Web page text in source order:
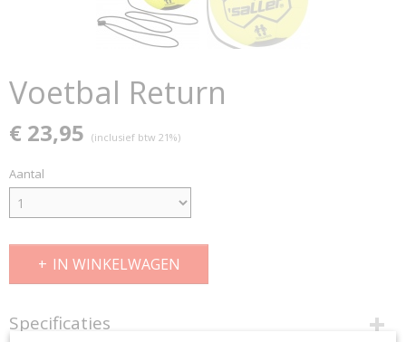
Voetbal Return
€ 23,95 (inclusief btw 21%)
Aantal
IN WINKELWAGEN
Specificaties